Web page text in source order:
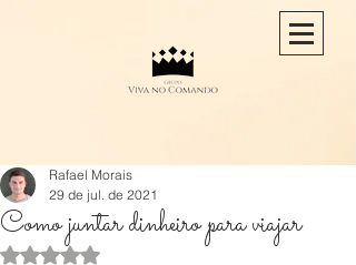
Como juntar dinheiro para viajar
Rafael Morais
29 de jul. de 2021
Avaliado com NaN de 5 estrelas.